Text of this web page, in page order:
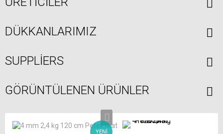
DÜKKANLARIMIZ
SUPPLIERS
GÖRÜNTÜLENEN ÜRÜNLER
YENI